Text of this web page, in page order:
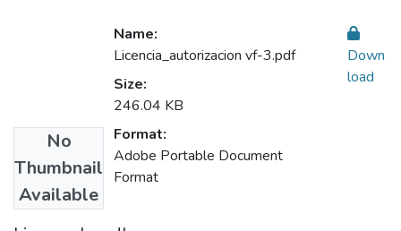
No
Thumbnail
Available
Name:
Licencia_autorizacion vf-3.pdf
Size:
246.04 KB
Format:
Adobe Portable Document
Format
Down
load